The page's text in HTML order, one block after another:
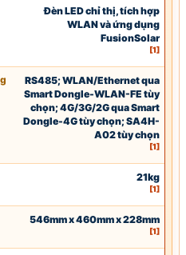
ĐènLEDchỉ thị, tích hợp
WLANvà ứng dụng
FusionSolar
[1]
RS485;WLAN/Ethernet qua
Smart Dongle-WLAN-FE tùy
chọn; 4G/3G/2G qua Smart
Dongle-4G tùy chọn; SA4H-
A02 tùy chọn
[1]
21kg
[1]
546mm x 460mm x 228mm
[1]